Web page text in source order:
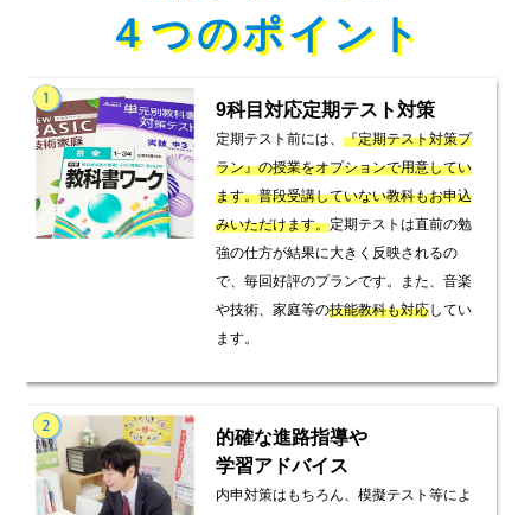
４つのポイント
9科目対応定期テスト対策
定期テスト前には、『定期テスト対策プ
ラン』の授業をオプションで用意してい
ます。普段受講していない教科もお申込
みいただけます。定期テストは直前の勉
強の仕方が結果に大きく反映されるの
で、毎回好評のプランです。また、音楽
や技術、家庭等の技能教科も対応してい
ます。
的確な進路指導や
学習アドバイス
内申対策はもちろん、模擬テスト等によ